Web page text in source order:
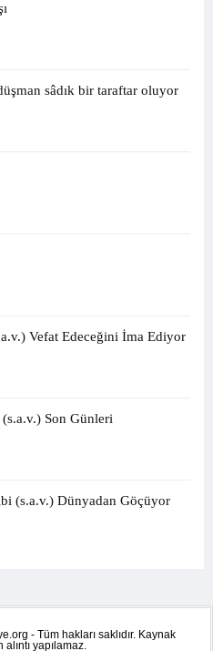
sâdık bir taraftar oluyor
Vefat Edeceğini İma Ediyor
(s.a.v.) Son Günleri
(s.a.v.) Dünyadan Göçüyor
- Tüm hakları saklıdır. Kaynak
yapılamaz.